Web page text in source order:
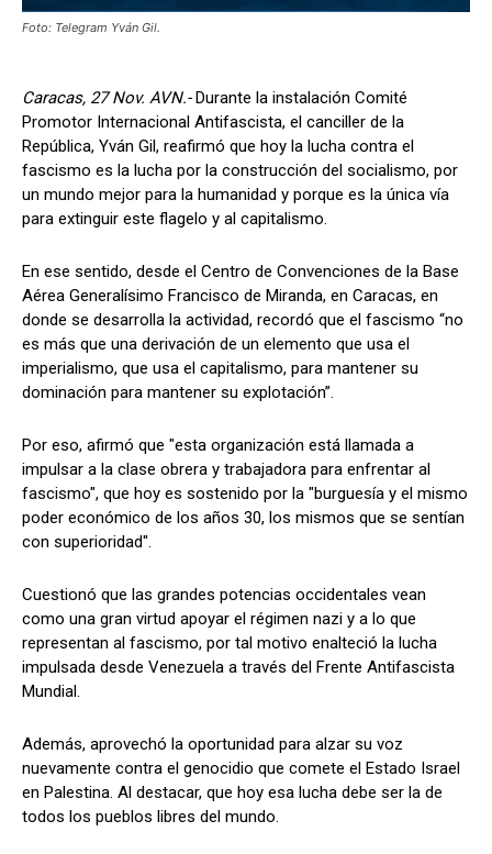
Foto: Telegram Yván Gil.
Caracas, 27 Nov. AVN.-Durante la instalación Comité
Promotor Internacional Antifascista, el canciller de la
República, Yván Gil, reafirmó que hoy la lucha contra el
fascismo es la lucha por la construcción del socialismo, por
un mundo mejor para la humanidad y porque es la única vía
para extinguir este flagelo y al capitalismo.
En ese sentido, desde el Centro de Convenciones de la Base
Aérea Generalísimo Francisco de Miranda, en Caracas, en
donde se desarrolla la actividad, recordó que el fascismo “no
es más que una derivación de un elemento que usa el
imperialismo, que usa el capitalismo, para mantener su
dominación para mantener su explotación”.
Por eso, afirmó que "esta organización está llamada a
impulsar a la clase obrera y trabajadora para enfrentar al
fascismo", que hoy es sostenido por la "burguesía y el mismo
poder económico de los años 30, los mismos que se sentían
con superioridad''.
Cuestionó que las grandes potencias occidentales vean
como una gran virtud apoyar el régimen nazi y a lo que
representan al fascismo, por tal motivo enalteció la lucha
impulsada desde Venezuela a través del Frente Antifascista
Mundial.
Además, aprovechó la oportunidad para alzar su voz
nuevamente contra el genocidio que comete el Estado Israel
en Palestina. Al destacar, que hoy esa lucha debe ser la de
todos los pueblos libres del mundo.